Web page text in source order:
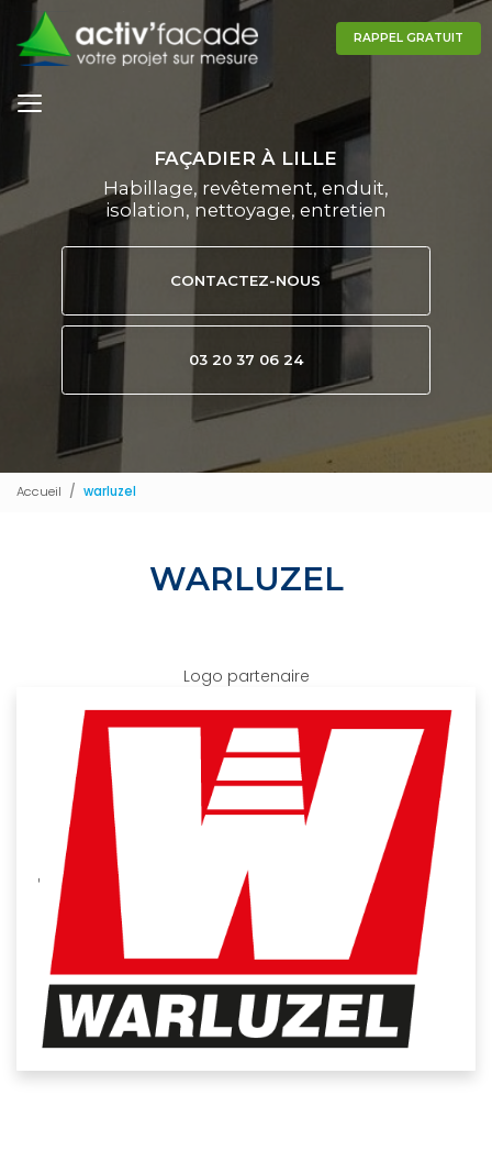
contenu
principal
RAPPEL GRATUIT
FAÇADIER À LILLE
Habillage, revêtement, enduit,
isolation, nettoyage, entretien
CONTACTEZ-NOUS
03 20 37 06 24
Accueil warluzel
WARLUZEL
Logo partenaire